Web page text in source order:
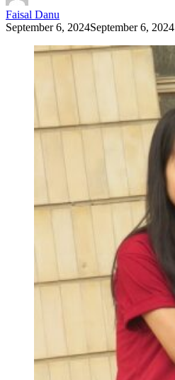
Faisal Danu
September 6, 2024September 6, 2024